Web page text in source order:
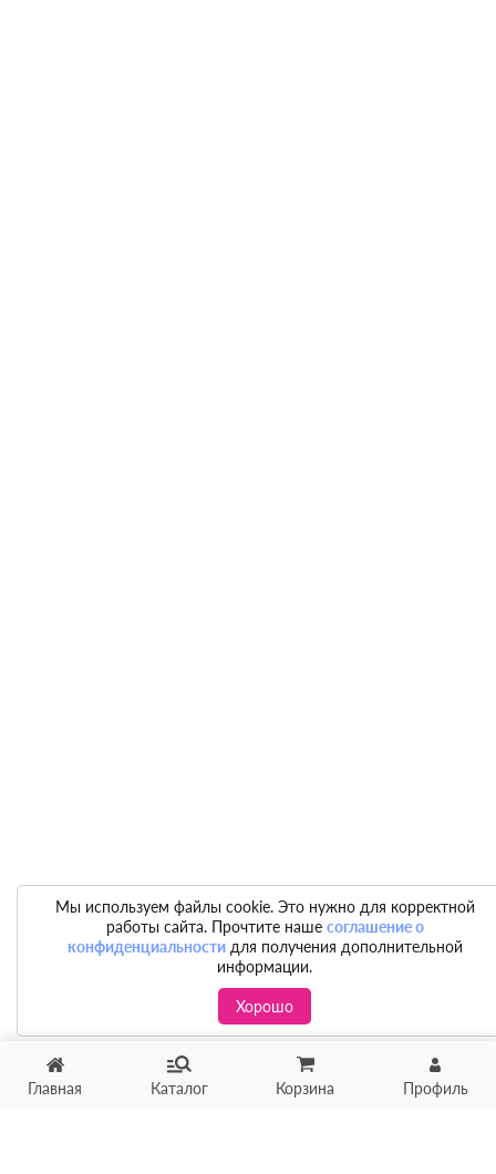
Главная Каталог Корзина Профиль
Мы используем файлы cookie. Это нужно для корректной
работы сайта. Прочтите наше соглашение о
конфиденциальностидля получения дополнительной
информации.
Хорошо